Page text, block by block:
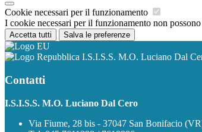
Cookie necessari per il funzionamento
I cookie necessari per il funzionamento non
Accetta tutti Salva le preferenze
I.S.I.S.S. M.O. Luciano Dal
Contatti
I.S.I.S.S. M.O. Luciano Dal Cero
Via Fiume, 28 bis - 37047 San Bonifacio